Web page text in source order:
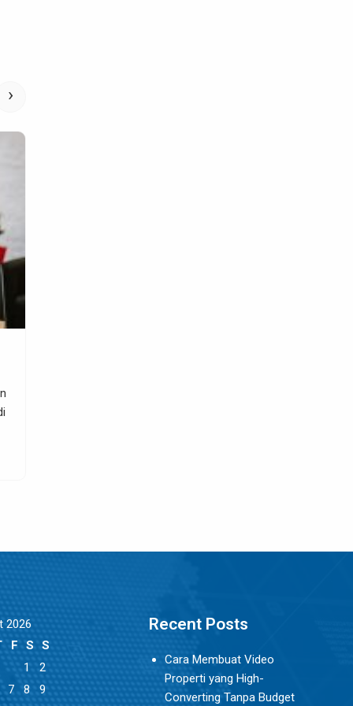
›
2026
F S
S
1
2
7 8
9
Recent Posts
Cara Membuat Video
Properti yang High-
Converting Tanpa Budget